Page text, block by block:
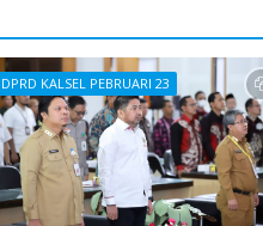
DPRD KALSEL PEBRUARI 23